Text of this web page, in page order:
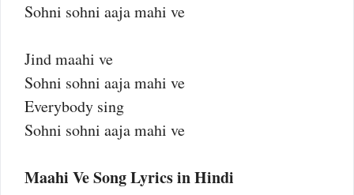
Sohni sohni aaja mahi ve
Jind maahi ve
Sohni sohni aaja mahi ve
Everybody sing
Sohni sohni aaja mahi ve
Maahi Ve Song Lyrics in Hindi